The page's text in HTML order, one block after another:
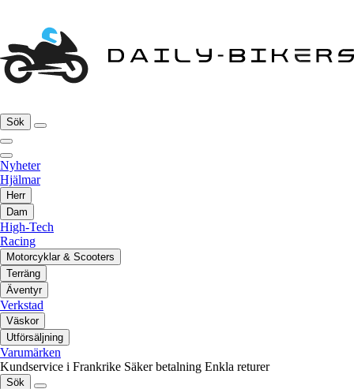
Sök
Nyheter
Hjälmar
Herr
Dam
High-Tech
Racing
Motorcyklar & Scooters
Terräng
Äventyr
Verkstad
Väskor
Utförsäljning
Varumärken
Kundservice i Frankrike Säker betalning Enkla returer
Sök